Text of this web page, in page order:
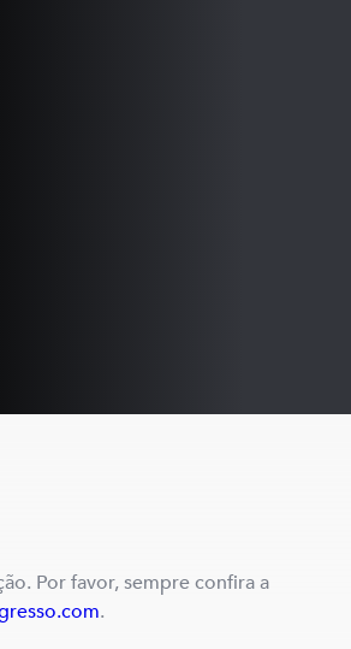
Por favor, sempre confira a
.